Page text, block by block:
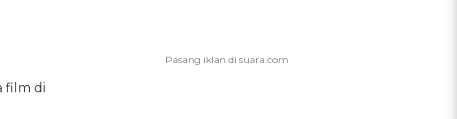
film di